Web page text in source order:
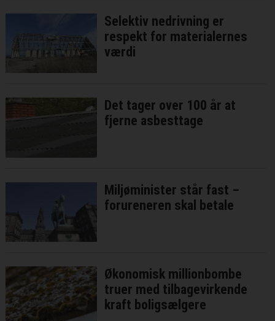
Selektiv nedrivning er
respekt for materialernes
værdi
Det tager over 100 år at
fjerne asbesttage
Miljøminister står fast –
forureneren skal betale
Økonomisk millionbombe
truer med tilbagevirkende
kraft boligsælgere